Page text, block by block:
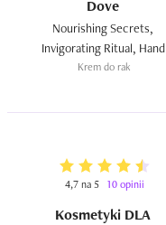
Dove
Nourishing Secrets,
Invigorating Ritual, Hand
Cream
Krem do rak
4,7 na 5 10 opinii
Kosmetyki DLA